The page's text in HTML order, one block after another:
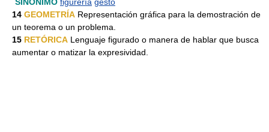
14 GEOMETRÍA Representación gráfica para la demostración de
un teorema o un problema.
15 RETÓRICA Lenguaje figurado o manera de hablar que busca
aumentar o matizar la expresividad.